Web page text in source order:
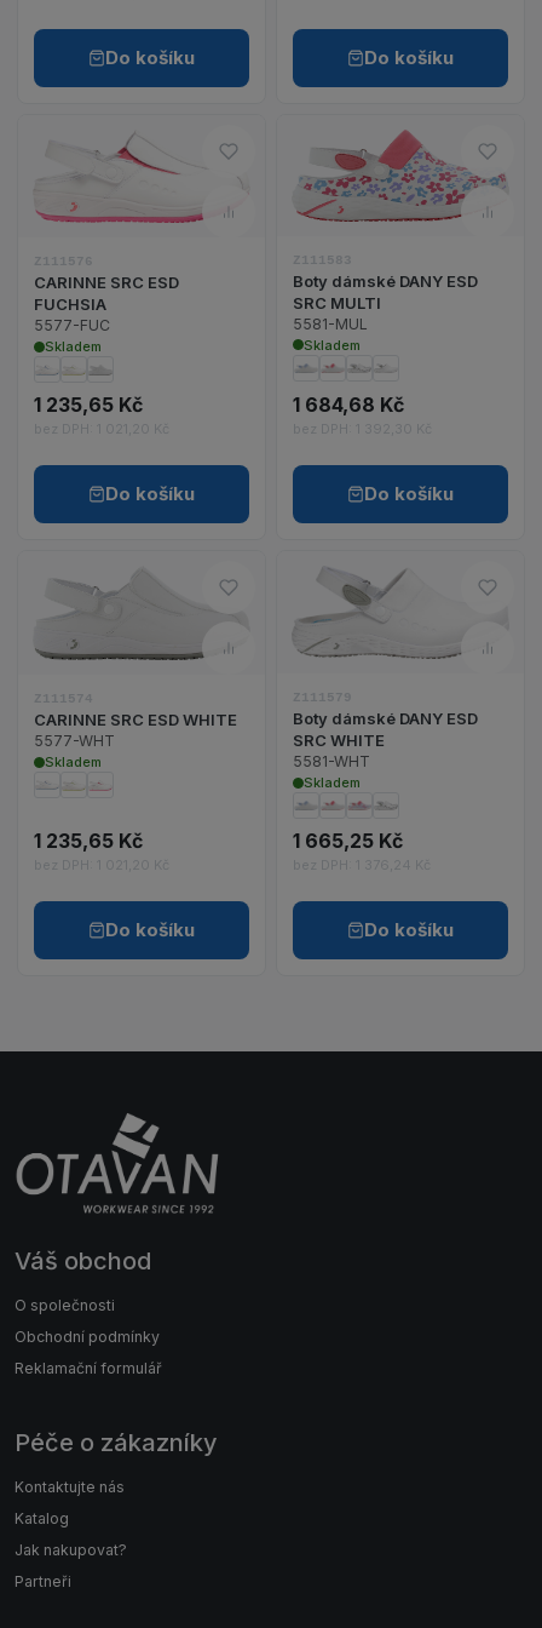
Do košíku Do košíku
Do oblíbených – CARINNE
Porovnat – CARINNE SRC
Zobrazit detail produktu CARINNE SRC ESD
Z111576
CARINNE SRC ESD
FUCHSIA
5577-FUC
Skladem
1 235,65 Kč
bez DPH: 1 021,20 Kč
Do košíku
Do
Zobrazit detail
Z111583
Boty dámské DANY ESD
SRC MULTI
5581-MUL
Skladem
1 684,68 Kč
bez DPH: 1 392,30 Kč
Do košíku
Do oblíbených – CARINNE
Porovnat – CARINNE SRC
Zobrazit detail produktu CARINNE SRC ESD
Z111574
CARINNE SRC ESD WHITE
5577-WHT
Skladem
1 235,65 Kč
bez DPH: 1 021,20 Kč
Do košíku
Do
Z111579
Boty dámské DANY ESD
SRC WHITE
5581-WHT
Skladem
1 665,25 Kč
bez DPH: 1 376,24 Kč
Do košíku
Váš obchod
O společnosti
Obchodní podmínky
Reklamační formulář
Péče o zákazníky
Kontaktujte nás
Katalog
Jak nakupovat?
Partneři